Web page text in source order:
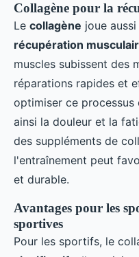
Collagène pour la
Le collagène joue
récupération
muscles subissent des
réparations rapides et
optimiser ce processus
ainsi la douleur et la
des suppléments de
l'entraînement peut
et durable.
Avantages pour les
sportives
Pour les sportifs, le